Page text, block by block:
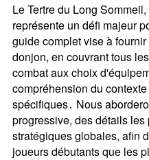
Le Tertre du Long
représente un défi majeur
guide complet vise à
donjon, en couvrant tous
combat aux choix
compréhension du
spécifiques․ Nous
progressive, des détails
stratégiques globales, afin
joueurs débutants que les